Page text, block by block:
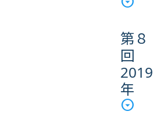
第８
回
2019
年